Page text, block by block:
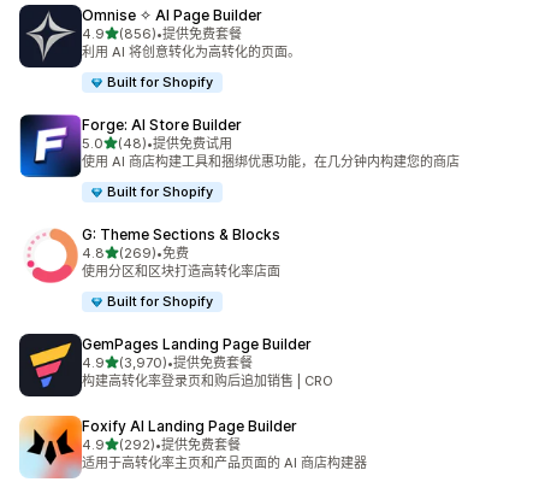
Omnise ✧ AI Page Builder
4.9星（满分 5 星）
(856)
总共 856 条评论
•提供免费套餐
利用 AI 将创意转化为高转化的页面。
Built for Shopify
Forge: AI Store Builder
5.0星（满分 5 星）
(48)
总共 48 条评论
•提供免费试用
使用 AI 商店构建工具和捆绑优惠功能，在几分钟内构建您的商店
Built for Shopify
G: Theme Sections & Blocks
4.8星（满分 5 星）
(269)
总共 269 条评论
•免费
使用分区和区块打造高转化率店面
Built for Shopify
GemPages Landing Page Builder
4.9星（满分 5 星）
(3,970)
总共 3970 条评论
•提供免费套餐
构建高转化率登录页和购后追加销售 | CRO
Foxify AI Landing Page Builder
4.9星（满分 5 星）
(292)
总共 292 条评论
•提供免费套餐
适用于高转化率主页和产品页面的 AI 商店构建器